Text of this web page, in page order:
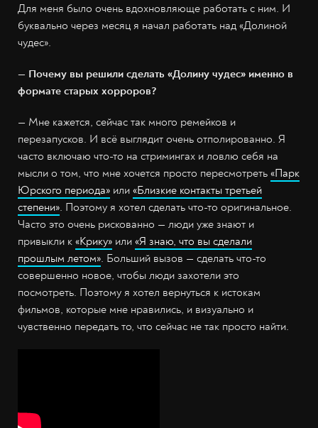
Для меня было очень вдохновляюще работать с ним. И
буквально через месяц я начал работать над «Долиной
чудес».
— Почему вы решили сделать «Долину чудес» именно в
формате старых хорроров?
— Мне кажется, сейчас так много ремейков и
перезапусков. И всё выглядит очень отполированно. Я
часто включаю что-то на стримингах и ловлю себя на
мысли о том, что мне хочется просто пересмотреть «Парк
Юрского периода» или «Близкие контакты третьей
степени». Поэтому я хотел сделать что-то оригинальное.
Часто это очень рискованно — люди уже знают и
привыкли к «Крику» или «Я знаю, что вы сделали
прошлым летом». Больший вызов — сделать что-то
совершенно новое, чтобы люди захотели это
посмотреть. Поэтому я хотел вернуться к истокам
фильмов, которые мне нравились, и визуально и
чувственно передать то, что сейчас не так просто найти.